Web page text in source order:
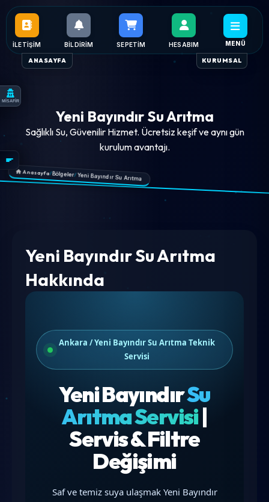
ANASAYFA KURUMSAL
İLETIŞIM BILDIRIM SEPETIM HESABIM MENÜ
Yeni Bayındır Su Arıtma
Sağlıklı Su, Güvenilir Hizmet. Ücretsiz keşif ve aynı gün
kurulum avantajı.
Anasayfa/Bölgeler/Yeni Bayındır Su Arıtma
Yeni Bayındır Su Arıtma
Hakkında
Ankara / Yeni Bayındır Su Arıtma Teknik
Servisi
Yeni BayındırSu
Arıtma Servisi|
Servis & Filtre
Değişimi
Saf ve temiz suya ulaşmak Yeni Bayındır
MİSAFİR